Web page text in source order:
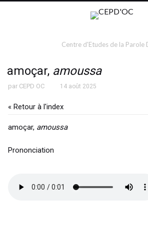
Centre d'Etudes de la Parole
amoçar, amoussa
par CEPD OC 14 août 2025
« Retour à l'index
amoçar, amoussa
Prononciation